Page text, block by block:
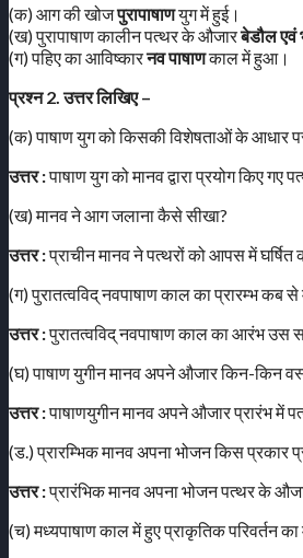
(क) आग की खोजपुरापाषाणयुग में हुई।
(ख) पुरापाषाण कालीन पत्थर के औजारबेडौल एवं
(ग) पहिए का आविष्कारनव पाषाणकाल में हुआ।
प्रश्न 2. उत्तर लिखिए –
(क) पाषाण युग को किसकी विशेषताओं के आधार पर
उत्तर :पाषाण युग को मानव द्वारा प्रयोग किए
(ख) मानव ने आग जलाना कैसे सीखा?
उत्तर :प्राचीन मानव ने पत्थरों को आपस में
(ग) पुरातत्वविद् नवपाषाण काल का प्रारम्भ कब से
उत्तर :पुरातत्वविद् नवपाषाण काल का आरंभ उस
(घ) पाषाण युगीन मानव अपने औजार किन-किन
उत्तर :पाषाणयुगीन मानव अपने औजार प्रारंभ में
(ड.) प्रारम्भिक मानव अपना भोजन किस प्रकार
उत्तर :प्रारंभिक मानव अपना भोजन पत्थर के
(च) मध्यपाषाण काल में हुए प्राकृतिक परिवर्तन का